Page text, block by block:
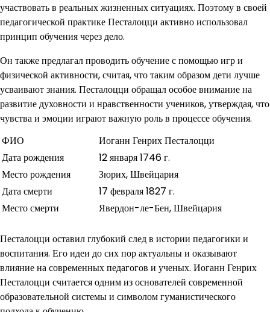
участвовать в реальных жизненных ситуациях. Поэтому в своей
педагогической практике Песталоцци активно использовал
принцип обучения через дело.
Он также предлагал проводить обучение с помощью игр и
физической активности, считая, что таким образом дети лучше
усваивают знания. Песталоцци обращал особое внимание на
развитие духовности и нравственности учеников, утверждая, что
чувства и эмоции играют важную роль в процессе обучения.
ФИО
Иоганн Генрих Песталоцци
Дата рождения
12 января 1746 г.
Место рождения
Зюрих, Швейцария
Дата смерти
17 февраля 1827 г.
Место смерти
Явердон-ле-Бен, Швейцария
Песталоцци оставил глубокий след в истории педагогики и
воспитания. Его идеи до сих пор актуальны и оказывают
влияние на современных педагогов и ученых. Иоганн Генрих
Песталоцци считается одним из основателей современной
образовательной системы и символом гуманистического